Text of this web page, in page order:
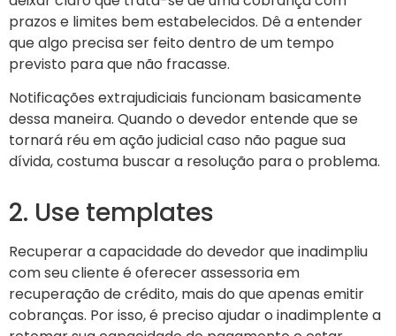
prazos e limites bem estabelecidos. Dê a entender
que algo precisa ser feito dentro de um tempo
previsto para que não fracasse.
Notificações extrajudiciais funcionam basicamente
dessa maneira. Quando o devedor entende que se
tornará réu em ação judicial caso não pague sua
dívida, costuma buscar a resolução para o problema.
2. Use templates
Recuperar a capacidade do devedor que inadimpliu
com seu cliente é oferecer assessoria em
recuperação de crédito, mais do que apenas emitir
cobranças. Por isso, é preciso ajudar o inadimplente a